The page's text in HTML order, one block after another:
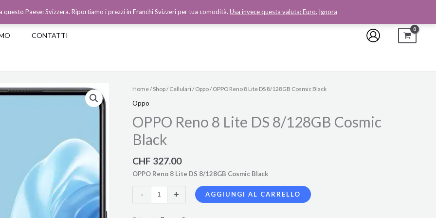
CONTATTI
Home/Shop/Cellulari /Oppo/ OPPO Reno 8 Lite DS 8/128GB Cosmic Black
Oppo
OPPO Reno 8 Lite DS 8/128GB Cosmic
Black
CHF 327.00
OPPO Reno 8 Lite DS 8/128GB Cosmic Black
-
OPPO
Reno
Lite
DS
8/128GB
Black
quantità
+ AGGIUNGI AL CARRELLO
Paese: Svizzera. Riportiamo i prezzi in Franchi Svizzeri per tua comodità. Usa invece questa valuta: Euro. Ignora